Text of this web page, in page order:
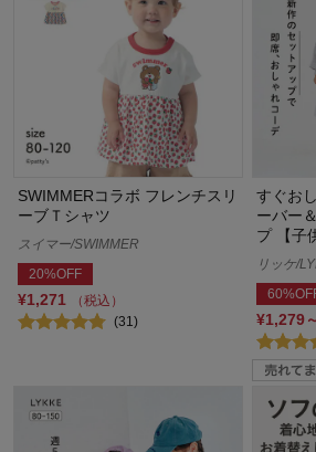
SWIMMERコラボ フレンチスリ
ーブＴシャツ
スイマー/SWIMMER
20%OFF
¥1,271
（税込）
(31)
すぐお
ーバー
プ 【子
リッケ/
¥1,279